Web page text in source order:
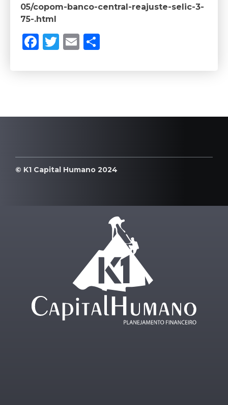
05/copom-banco-central-reajuste-selic-3-
75-.html
Facebook
Twitter
Email
© K1 Capital Humano 2024